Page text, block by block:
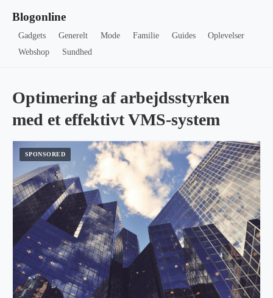
Blogonline
Gadgets Generelt Mode Familie Guides
Oplevelser
Webshop
Sundhed
Optimering af arbejdsstyrken
med et effektivt VMS-system